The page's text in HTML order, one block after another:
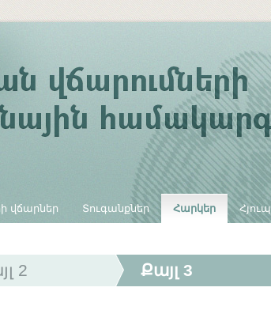
վճարներ Տուգանքներ Հարկեր
2 Քայլ 3